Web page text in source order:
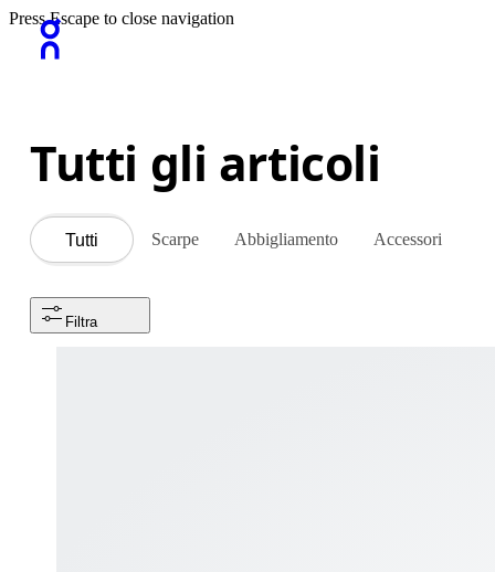
Press Escape to close navigation
Tutti gli articoli
Tutti Scarpe Abbigliamento Accessori
Filtra